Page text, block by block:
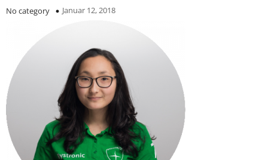
No category Januar 12, 2018